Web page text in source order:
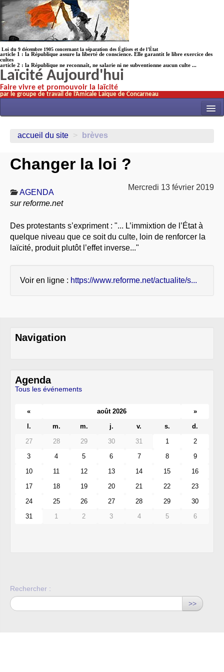
Loi du 9 décembre 1905 concernant la séparation des Églises et de l’État
article 1 : la République assure la liberté de conscience. Elle garantit le libre exercice des
cultes
article 2 : la République ne reconnaît, ne salarie ni ne subventionne aucun culte ...
Laïcité Aujourd'hui
Faire vivre et promouvoir la laïcité
par le groupe de travail de l’Amicale Laïque de Concarneau
NOS TRAVAUX
HISTOIRE(s)
À PROPOS
LIBRES OPINIONS
accueil du site > brèves
Changer la loi ?
Mercredi 13 février 2019
AGENDA
sur reforme.net
Des protestants s’expriment : "... L’immixtion de l’État à
quelque niveau que ce soit du culte, loin de renforcer la
laïcité, produit plutôt l’effet inverse..."
Voir en ligne : https://www.reforme.net/actualite/s...
Navigation
Agenda
Tous les événements
« août 2026
»
l.
m. m. j. v. s.
d.
27
28 29 30 31 1
2
3
4 5 6 7 8
9
10
11 12 13 14 15
16
17
18 19 20 21 22
23
24
25 26 27 28 29
30
31
1 2 3 4 5 6
Rechercher :
>>